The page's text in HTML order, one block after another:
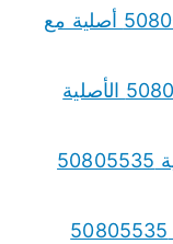
قطع غيار دومي Domi الكويت 50805535 أصلية مع
قطع غيار جيلي Geely الكويت 50805535 الأصلية
قطع غيار جيتور Jetour بالكويت أصلية 50805535
قطع غيار بايك BAIC الأصلية بالكويت 50805535